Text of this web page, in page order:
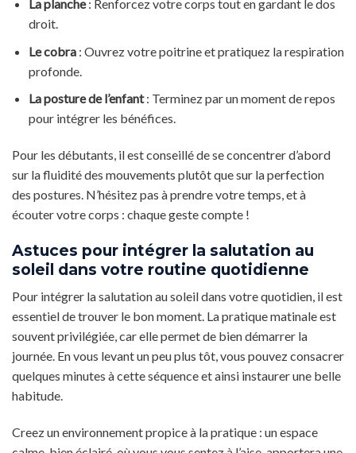
La planche: Renforcez votre corps tout en gardant le dos
droit.
Le cobra: Ouvrez votre poitrine et pratiquez la respiration
profonde.
La posture de l’enfant: Terminez par un moment de repos
pour intégrer les bénéfices.
Pour les débutants, il est conseillé de se concentrer d’abord
sur la fluidité des mouvements plutôt que sur la perfection
des postures. N’hésitez pas à prendre votre temps, et à
écouter votre corps : chaque geste compte !
Astuces pour intégrer la salutation au
soleil dans votre routine quotidienne
Pour intégrer la salutation au soleil dans votre quotidien, il est
essentiel de trouver le bon moment. La pratique matinale est
souvent privilégiée, car elle permet de bien démarrer la
journée. En vous levant un peu plus tôt, vous pouvez consacrer
quelques minutes à cette séquence et ainsi instaurer une belle
habitude.
Creez un environnement propice à la pratique : un espace